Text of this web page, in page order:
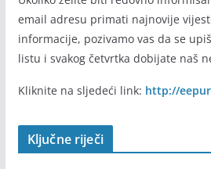
email adresu primati najnovije
informacije, pozivamo vas da se
listu i svakog četvrtka dobijate naš
Kliknite na sljedeći link: http://
Ključne riječi